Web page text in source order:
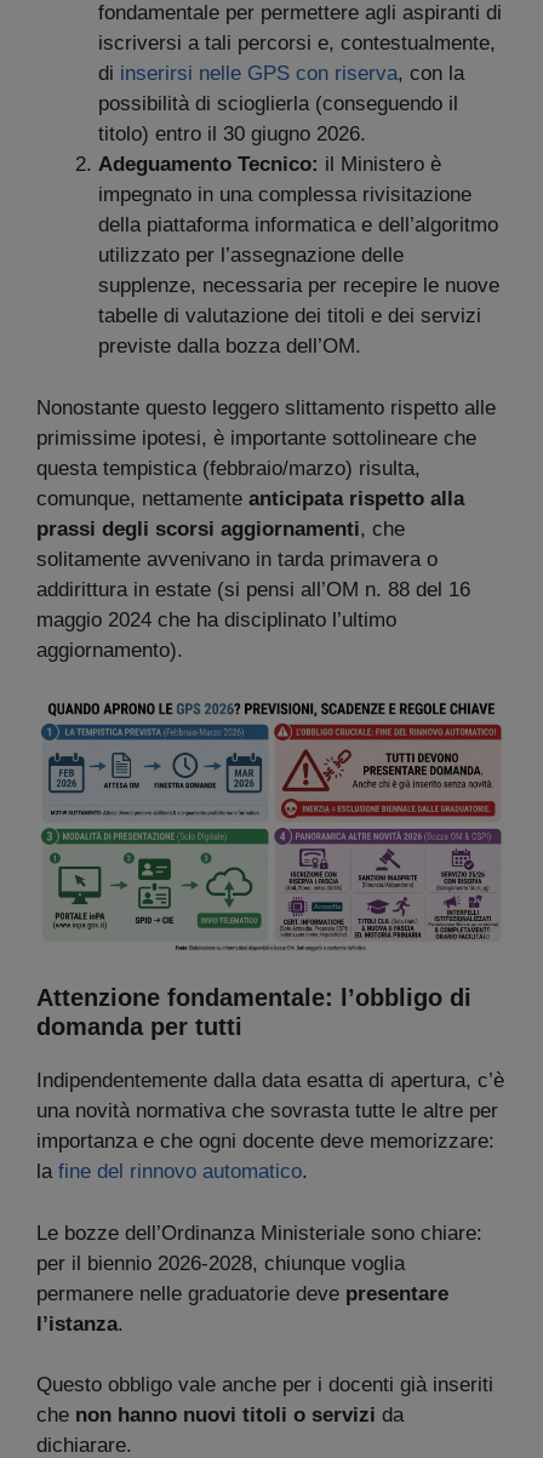
fondamentale per permettere agli aspiranti di
iscriversi a tali percorsi e, contestualmente,
di inserirsi nelle GPS con riserva, con la
possibilità di scioglierla (conseguendo il
titolo) entro il 30 giugno 2026.
Adeguamento Tecnico: il Ministero è
impegnato in una complessa rivisitazione
della piattaforma informatica e dell’algoritmo
utilizzato per l’assegnazione delle
supplenze, necessaria per recepire le nuove
tabelle di valutazione dei titoli e dei servizi
previste dalla bozza dell’OM.
Nonostante questo leggero slittamento rispetto alle
primissime ipotesi, è importante sottolineare che
questa tempistica (febbraio/marzo) risulta,
comunque, nettamente anticipata rispetto alla
prassi degli scorsi aggiornamenti, che
solitamente avvenivano in tarda primavera o
addirittura in estate (si pensi all’OM n. 88 del 16
maggio 2024 che ha disciplinato l’ultimo
aggiornamento).
Attenzione fondamentale: l’obbligo di
domanda per tutti
Indipendentemente dalla data esatta di apertura, c’è
una novità normativa che sovrasta tutte le altre per
importanza e che ogni docente deve memorizzare:
la fine del rinnovo automatico.
Le bozze dell’Ordinanza Ministeriale sono chiare:
per il biennio 2026-2028, chiunque voglia
permanere nelle graduatorie deve presentare
l’istanza.
Questo obbligo vale anche per i docenti già inseriti
che non hanno nuovi titoli o servizi da
dichiarare.